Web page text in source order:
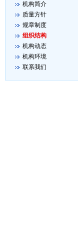
机构简介
质量方针
规章制度
组织结构
机构动态
机构环境
联系我们